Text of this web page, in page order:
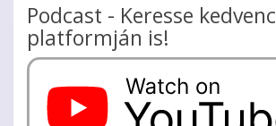
Podcast - Keresse kedvenc
platformján is!